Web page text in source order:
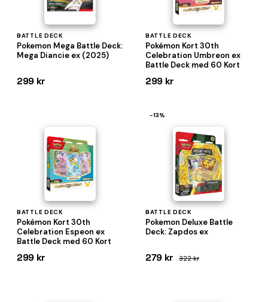
BATTLE DECK
Pokemon Mega Battle Deck:
Mega Diancie ex (2025)
299 kr
BATTLE DECK
Pokémon Kort 30th
Celebration Umbreon ex
Battle Deck med 60 Kort
299 kr
BATTLE DECK
Pokémon Kort 30th
Celebration Espeon ex
Battle Deck med 60 Kort
299 kr
−13%
BATTLE DECK
Pokemon Deluxe Battle
Deck: Zapdos ex
279 kr 322 kr